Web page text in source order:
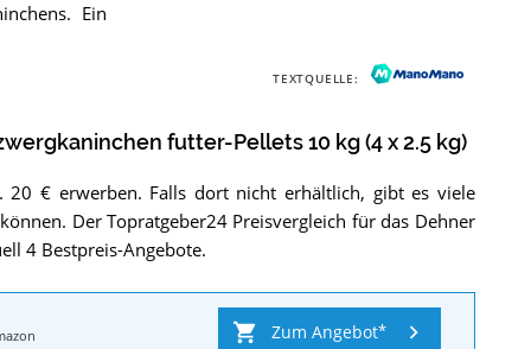
Ein
TEXTQUELLE:
futter-Pellets 10 kg (4 x 2.5 kg)
20 € erwerben. Falls dort nicht erhältlich, gibt es viele
Der Topratgeber24 Preisvergleich für das Dehner
4 Bestpreis-Angebote.
Zum Angebot